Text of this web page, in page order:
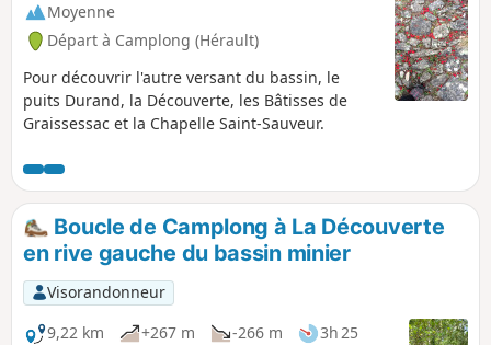
Moyenne
Départ à Camplong (Hérault)
Pour découvrir l'autre versant du bassin, le
puits Durand, la Découverte, les Bâtisses de
Graissessac et la Chapelle Saint-Sauveur.
Boucle de Camplong à La Découverte
en rive gauche du bassin minier
Visorandonneur
9,22 km
+267 m -266 m
3h 25